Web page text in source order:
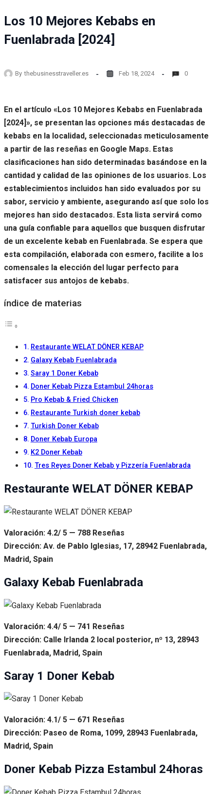
Los 10 Mejores Kebabs en
Fuenlabrada [2024]
By thebusinesstraveller.es Feb 18, 2024 0
En el artículo «Los 10 Mejores Kebabs en Fuenlabrada
[2024]», se presentan las opciones más destacadas de
kebabs en la localidad, seleccionadas meticulosamente
a partir de las reseñas en Google Maps. Estas
clasificaciones han sido determinadas basándose en la
cantidad y calidad de las opiniones de los usuarios. Los
establecimientos incluidos han sido evaluados por su
sabor, servicio y ambiente, asegurando así que solo los
mejores han sido destacados. Esta lista servirá como
una guía confiable para aquellos que busquen disfrutar
de un excelente kebab en Fuenlabrada. Se espera que
esta compilación, elaborada con esmero, facilite a los
comensales la elección del lugar perfecto para
satisfacer sus antojos de kebabs.
índice de materias
Restaurante WELAT DÖNER KEBAP
Galaxy Kebab Fuenlabrada
Saray 1 Doner Kebab
Doner Kebab Pizza Estambul 24horas
Pro Kebab & Fried Chicken
Restaurante Turkish doner kebab
Turkish Doner Kebab
Doner Kebab Europa
K2 Doner Kebab
Tres Reyes Doner Kebab y Pizzería Fuenlabrada
Restaurante WELAT DÖNER KEBAP
Valoración: 4.2/ 5 — 788 Reseñas
Dirección: Av. de Pablo Iglesias, 17, 28942 Fuenlabrada,
Madrid, Spain
Galaxy Kebab Fuenlabrada
Valoración: 4.4/ 5 — 741 Reseñas
Dirección: Calle Irlanda 2 local posterior, nº 13, 28943
Fuenlabrada, Madrid, Spain
Saray 1 Doner Kebab
Valoración: 4.1/ 5 — 671 Reseñas
Dirección: Paseo de Roma, 1099, 28943 Fuenlabrada,
Madrid, Spain
Doner Kebab Pizza Estambul 24horas